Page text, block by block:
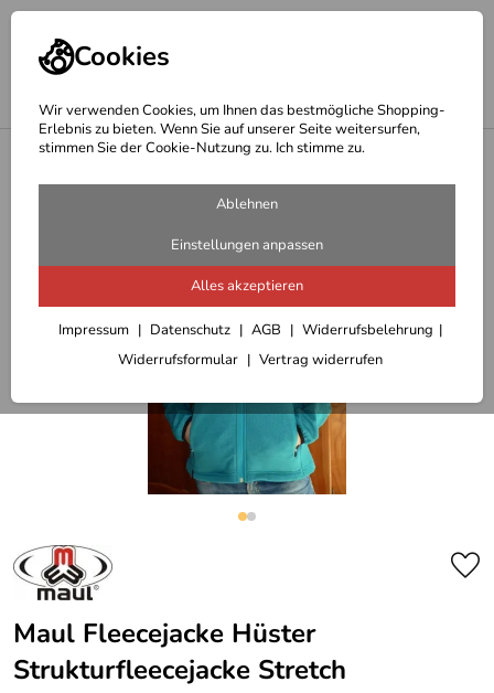
Cookies
Wir verwenden Cookies, um Ihnen das bestmögliche Shopping-
Erlebnis zu bieten. Wenn Sie auf unserer Seite weitersurfen,
stimmen Sie der Cookie-Nutzung zu. Ich stimme zu.
Ablehnen
Einstellungen anpassen
Alles akzeptieren
Impressum Datenschutz AGB
Widerrufsbelehrung
Widerrufsformular
Vertrag widerrufen
Outdoor Jacken Damen u. Winterjacken
Maul Fleecejacke Hüster
Strukturfleecejacke Stretch